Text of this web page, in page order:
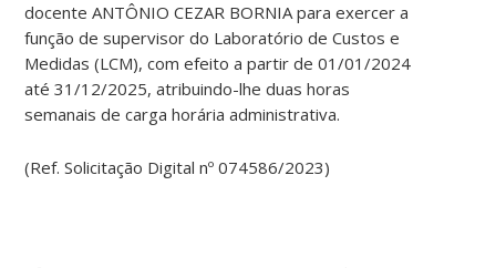
docente ANTÔNIO CEZAR BORNIA para exercer a
função de supervisor do Laboratório de Custos e
Medidas (LCM), com efeito a partir de 01/01/2024
até 31/12/2025, atribuindo-lhe duas horas
semanais de carga horária administrativa.
(Ref. Solicitação Digital nº 074586/2023)